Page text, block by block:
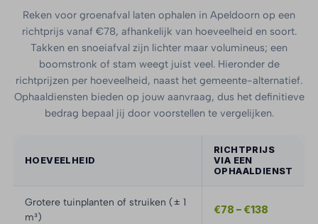
Reken voor groenafval laten ophalen in Apeldoorn op een
richtprijs vanaf €78, afhankelijk van hoeveelheid en soort.
Takken en snoeiafval zijn lichter maar volumineus; een
boomstronk of stam weegt juist veel. Hieronder de
richtprijzen per hoeveelheid, naast het gemeente-alternatief.
Ophaaldiensten bieden op jouw aanvraag, dus het definitieve
bedrag bepaal jij door voorstellen te vergelijken.
HOEVEELHEID
RICHTPRIJS
VIA EEN
OPHAALDIENST
Grotere tuinplanten of struiken (± 1
m³)
€78 – €138